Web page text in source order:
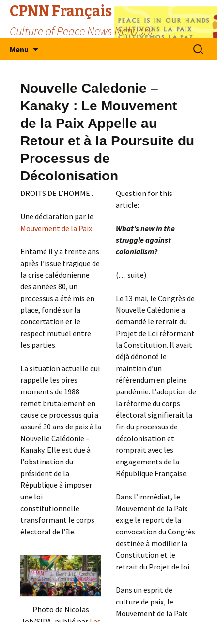
CPNN Français
Culture of Peace News Network
Menu
Search
for:
Nouvelle Caledonie –
Kanaky : Le Mouvement
de la Paix Appelle au
Retour et à la Poursuite du
Processus de
Décolonisation
DROITS DE L’HOMME .
Une déclaration par le
Mouvement de la Paix
Entamé il y a trente ans
après l’issue tragique de
la crise calédonienne
des années 80, un
processus a été mis en
place, fondé sur la
concertation et le
respect mutuel entre
les parties.
La situation actuelle qui
rappelle les pires
moments de 1988
remet brutalement en
cause ce processus qui a
assuré 30 ans de paix à la
Nouvelle Calédonie –
Kanaky. Elle est due à
l’obstination du
président de la
République à imposer
une loi
constitutionnelle
transformant le corps
électoral de l’île.
Photo de Nicolas
Question for this
article:
What’s new in the
struggle against
colonialism?
(. . . suite)
Le 13 mai, le Congrès de
Nouvelle Calédonie a
demandé le retrait du
Projet de Loi réformant
la Constitution. Il avait
déjà dénoncé le
maintien d’un
référendum en pleine
pandémie. L’adoption de
la réforme du corps
électoral signifierait la
fin du processus de
décolonisation et
romprait avec les
engagements de la
République Française.
Dans l’immédiat, le
Mouvement de la Paix
exige le report de la
convocation du Congrès
destinée à modifier la
Constitution et le
retrait du Projet de loi.
Dans un esprit de
culture de paix, le
Mouvement de la Paix